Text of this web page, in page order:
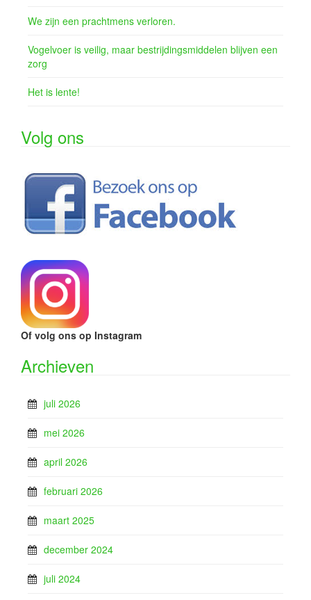
We zijn een prachtmens verloren.
Vogelvoer is veilig, maar bestrijdingsmiddelen blijven een
zorg
Het is lente!
Volg ons
Of volg ons op Instagram
Archieven
juli 2026
mei 2026
april 2026
februari 2026
maart 2025
december 2024
juli 2024